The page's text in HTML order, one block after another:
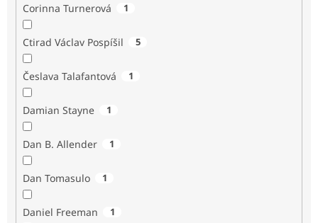
Corinna Turnerová 1
Ctirad Václav Pospíšil 5
Česlava Talafantová 1
Damian Stayne 1
Dan B. Allender 1
Dan Tomasulo 1
Daniel Freeman 1